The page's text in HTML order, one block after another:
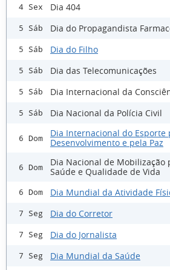
4 Sex Dia 404
5 Sáb Dia do Propagandista
5 Sáb Dia do Filho
5 Sáb Dia das Telecomunicações
5 Sáb Dia Internacional da
5 Sáb Dia Nacional da Polícia Civil
6 Dom
Dia Internacional do Esporte
Desenvolvimento e pela Paz
6 Dom
Dia Nacional de Mobilização
Saúde e Qualidade de Vida
6 Dom Dia Mundial da Atividade
7 Seg Dia do Corretor
7 Seg Dia do Jornalista
7 Seg Dia Mundial da Saúde